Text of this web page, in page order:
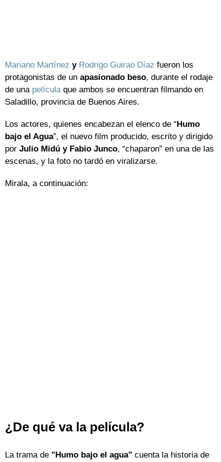
Mariano Martínez y Rodrigo Guirao Díaz fueron los
protagonistas de un apasionado beso, durante el rodaje
de una películaque ambos se encuentran filmando en
Saladillo, provincia de Buenos Aires.
Los actores, quienes encabezan el elenco de “Humo
bajo el Agua”, el nuevo film producido, escrito y dirigido
por Julio Midú y Fabio Junco, “chaparon” en una de las
escenas, y la foto no tardó en viralizarse.
Mirala, a continuación:
¿De qué va la película?
La trama de "Humo bajo el agua" cuenta la historia de